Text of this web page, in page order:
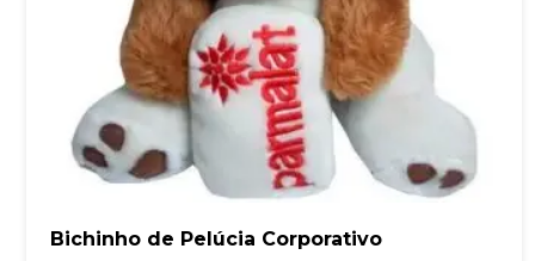
Bichinho de Pelúcia Corporativo